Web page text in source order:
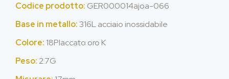
Codice prodotto: GER000014ajoa-066
Base in metallo: 316L acciaio inossidabile
Colore: 18Placcato oro K
Peso: 2.7G